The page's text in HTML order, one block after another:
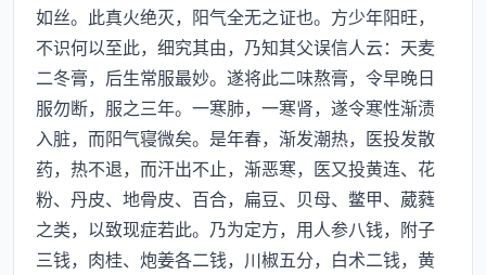
如丝。此真火绝灭，阳气全无之证也。方少年阳旺，
不识何以至此，细究其由，乃知其父误信人云：天麦
二冬膏，后生常服最妙。遂将此二味熬膏，令早晚日
服勿断，服之三年。一寒肺，一寒肾，遂令寒性渐渍
入脏，而阳气寝微矣。是年春，渐发潮热，医投发散
药，热不退，而汗出不止，渐恶寒，医又投黄连、花
粉、丹皮、地骨皮、百合，扁豆、贝母、鳖甲、葳蕤
之类，以致现症若此。乃为定方，用人参八钱，附子
三钱，肉桂、炮姜各二钱，川椒五分，白术二钱，黄